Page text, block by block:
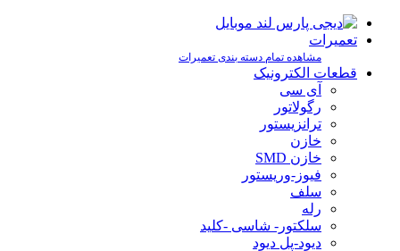
تعمیرات
مشاهده تمام دسته بندی تعمیرات
قطعات الکترونیک
آی سی
رگولاتور
ترانزیستور
خازن
خازن SMD
فیوز-وریستور
سلف
رله
سلکتور- شاسی -کلید
دیود-پل دیود